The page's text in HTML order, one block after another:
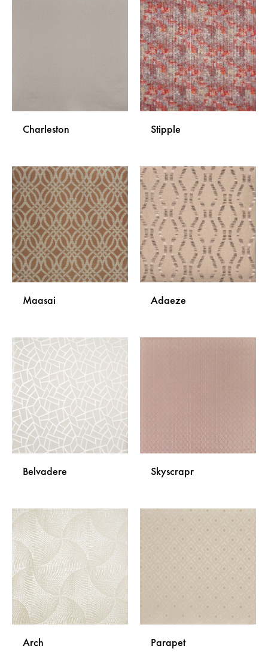
DODAJ
NA
LISTU
ŽELJA
Charleston
DODAJ
NA
LISTU
ŽELJA
Stipple
NA
LISTU
ŽELJA
Maasai
DODAJ
LISTU
ŽELJA
Adaeze
NA
LISTU
Belvadere Skyscrapr
ŽELJA
Arch Parapet